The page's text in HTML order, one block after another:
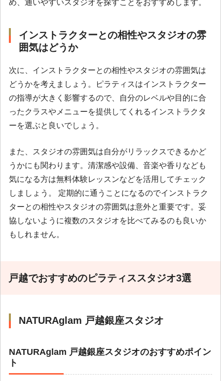
め、通いやすいスタジオを探すことをおすすめします。
インストラクターとの相性やスタジオの雰
囲気はどうか
次に、インストラクターとの相性やスタジオの雰囲気は
どうかを考えましょう。ピラティスはインストラクター
の指導が大きく影響するので、自分のレベルや目的に合
ったクラスやメニューを提供してくれるインストラクタ
ーを選ぶと良いでしょう。
また、スタジオの雰囲気は自分がリラックスできるかど
うかにも関わります。清潔感や設備、音楽や香りなども
気になる方は無料体験レッスンなどを活用してチェック
しましょう。 定期的に通うことになるのでインストラク
ターとの相性やスタジオの雰囲気は意外と重要です。妥
協しないように複数のスタジオを比べてみるのも良いか
もしれません。
戸越でおすすめのピラティススタジオ3選
NATURAglam 戸越銀座スタジオ
NATURAglam 戸越銀座スタジオのおすすめポイン
ト